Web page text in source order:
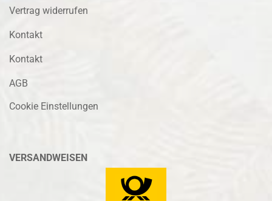
Vertrag widerrufen
Kontakt
Kontakt
AGB
Cookie Einstellungen
VERSANDWEISEN